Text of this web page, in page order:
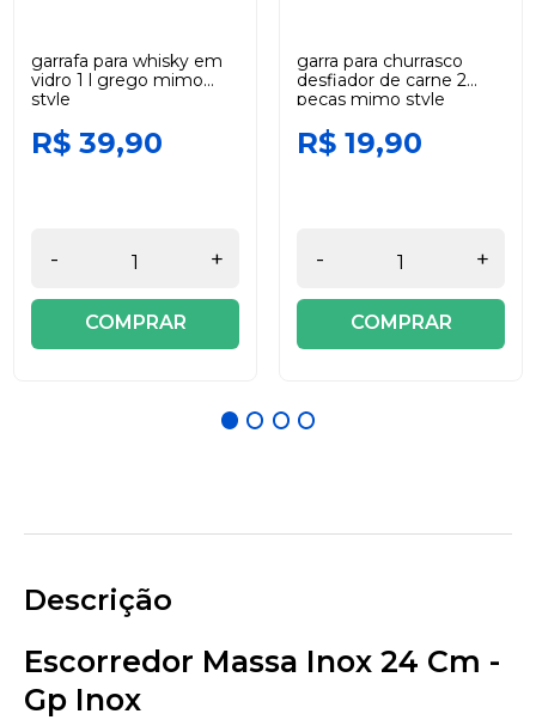
garrafa para whisky em
vidro 1 l grego mimo
style
R$ 39,90
- +
COMPRAR
garra para churrasco
desfiador de carne 2
peças mimo style
R$ 19,90
- +
COMPRAR
Descrição
Escorredor Massa Inox 24 Cm -
Gp Inox